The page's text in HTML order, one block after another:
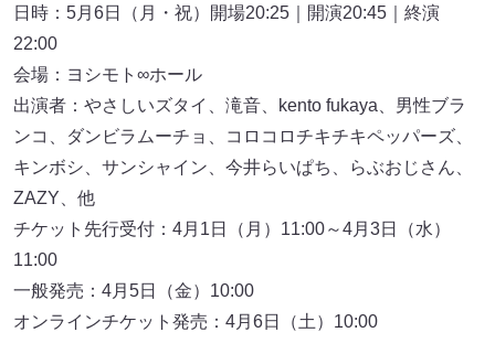
日時：5月6日（月・祝）開場20:25｜開演20:45｜終演
22:00
会場：ヨシモト∞ホール
出演者：やさしいズタイ、滝音、kento fukaya、男性ブラ
ンコ、ダンビラムーチョ、コロコロチキチキペッパーズ、
キンボシ、サンシャイン、今井らいぱち、らぶおじさん、
ZAZY、他
チケット先行受付：4月1日（月）11:00～4月3日（水）
11:00
一般発売：4月5日（金）10:00
オンラインチケット発売：4月6日（土）10:00